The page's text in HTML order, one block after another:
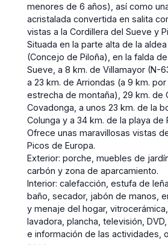
menores de 6 años), así como
acristalada convertida en salita
vistas a la Cordillera del Sueve y
Situada en la parte alta de la
(Concejo de Piloña), en la falda
Sueve, a 8 km. de Villamayor (N-
a 23 km. de Arriondas (a 9 km.
estrecha de montaña), 29 km. de
Covadonga, a unos 23 km. de la
Colunga y a 34 km. de la playa de
Ofrece unas maravillosas vistas
Picos de Europa.
Exterior: porche, muebles de
carbón y zona de aparcamiento.
Interior: calefacción, estufa de
baño, secador, jabón de manos,
y menaje del hogar,
lavadora, plancha, televisión,
e información de las actividades,